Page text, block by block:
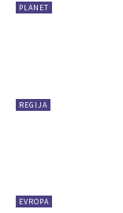
PLANET
REGIJA
EVROPA